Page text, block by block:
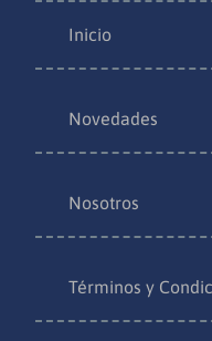
Inicio
Novedades
Nosotros
Términos y